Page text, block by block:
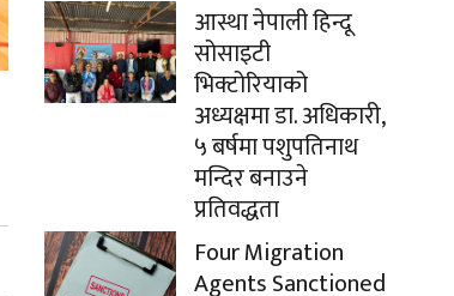
आस्था नेपाली हिन्दू
सोसाइटी
भिक्टोरियाको
अध्यक्षमा डा. अधिकारी,
५ बर्षमा पशुपतिनाथ
मन्दिर बनाउने
प्रतिवद्धता
Four Migration
Agents Sanctioned